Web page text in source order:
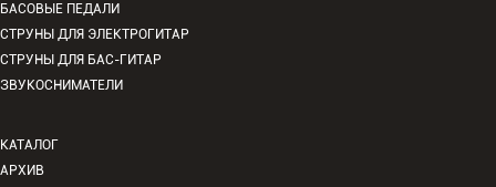
БАСОВЫЕ ПЕДАЛИ
СТРУНЫ ДЛЯ ЭЛЕКТРОГИТАР
СТРУНЫ ДЛЯ БАС-ГИТАР
ЗВУКОСНИМАТЕЛИ
КАТАЛОГ
АРХИВ